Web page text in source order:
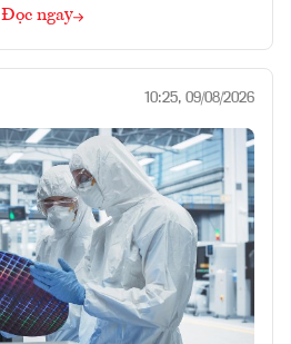
Đọc ngay
10:25, 09/08/2026